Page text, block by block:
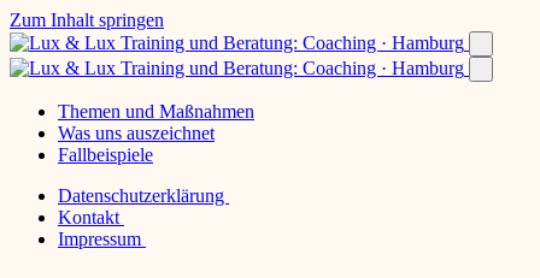
Zum Inhalt springen
Themen und Maßnahmen
Was uns auszeichnet
Fallbeispiele
Datenschutzerklärung
Kontakt
Impressum